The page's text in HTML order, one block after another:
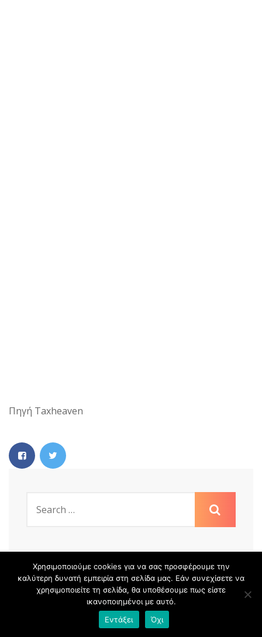
Πηγή Taxheaven
Πρόσφατα Άρθρα
Χρησιμοποιούμε cookies για να σας προσφέρουμε την
καλύτερη δυνατή εμπειρία στη σελίδα μας. Εάν συνεχίσετε να
χρησιμοποιείτε τη σελίδα, θα υποθέσουμε πως είστε
ικανοποιημένοι με αυτό.
Εντάξει
Όχι